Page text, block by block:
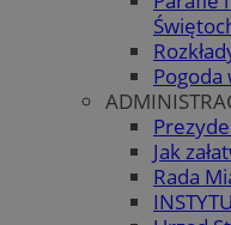
Pogoda
Jak
Rada